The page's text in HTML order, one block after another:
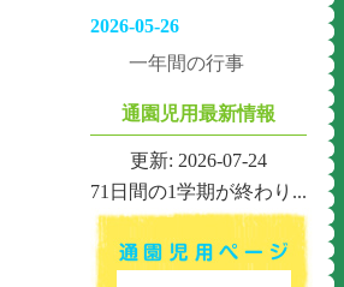
2026-05-26
一年間の行事
通園児用最新情報
更新: 2026-07-24
71日間の1学期が終わり...